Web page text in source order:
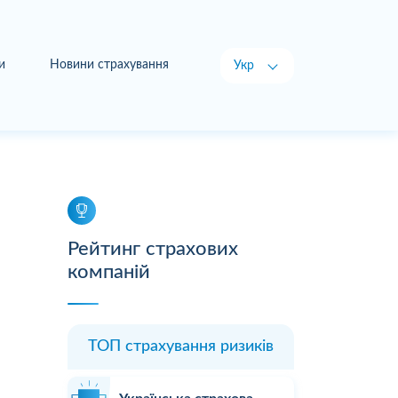
Новини страхування Укр
Рейтинг страхових
компаній
ТОП страхування ризиків